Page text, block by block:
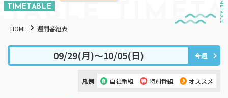
TIMETABLE
HOME 週間番組表
09/29(月)〜10/05(日) 今週
凡例 自社番組 特別番組 オススメ